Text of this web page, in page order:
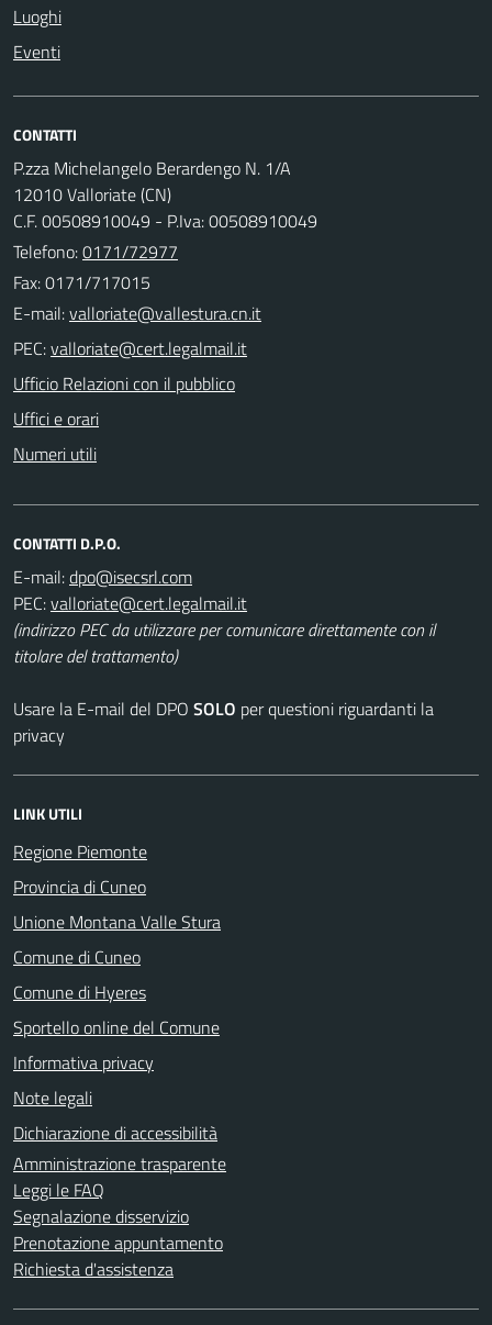
Luoghi
Eventi
CONTATTI
P.zza Michelangelo Berardengo N. 1/A
12010 Valloriate (CN)
C.F. 00508910049 - P.Iva: 00508910049
Telefono:0171/72977
Fax: 0171/717015
E-mail:
PEC:
Ufficio Relazioni con il pubblico
Uffici e orari
Numeri utili
CONTATTI D.P.O.
E-mail:
PEC:
(indirizzo PEC da utilizzare per comunicare direttamente con il
titolare del trattamento)
Usare la E-mail del DPO SOLO per questioni riguardanti la
privacy
LINK UTILI
Regione Piemonte
Provincia di Cuneo
Unione Montana Valle Stura
Comune di Cuneo
Comune di Hyeres
Sportello online del Comune
Informativa privacy
Note legali
Dichiarazione di accessibilità
Amministrazione trasparente
Leggi le FAQ
Segnalazione disservizio
Prenotazione appuntamento
Richiesta d'assistenza